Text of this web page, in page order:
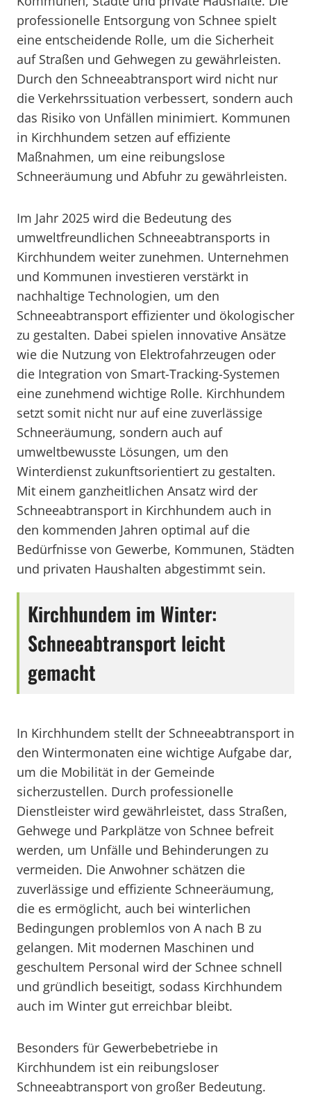
professionelle Entsorgung von Schnee spielt
eine entscheidende Rolle, um die Sicherheit
auf Straßen und Gehwegen zu gewährleisten.
Durch den Schneeabtransport wird nicht nur
die Verkehrssituation verbessert, sondern auch
das Risiko von Unfällen minimiert. Kommunen
in Kirchhundem setzen auf effiziente
Maßnahmen, um eine reibungslose
Schneeräumung und Abfuhr zu gewährleisten.
Im Jahr 2025 wird die Bedeutung des
umweltfreundlichen Schneeabtransports in
Kirchhundem weiter zunehmen. Unternehmen
und Kommunen investieren verstärkt in
nachhaltige Technologien, um den
Schneeabtransport effizienter und ökologischer
zu gestalten. Dabei spielen innovative Ansätze
wie die Nutzung von Elektrofahrzeugen oder
die Integration von Smart-Tracking-Systemen
eine zunehmend wichtige Rolle. Kirchhundem
setzt somit nicht nur auf eine zuverlässige
Schneeräumung, sondern auch auf
umweltbewusste Lösungen, um den
Winterdienst zukunftsorientiert zu gestalten.
Mit einem ganzheitlichen Ansatz wird der
Schneeabtransport in Kirchhundem auch in
den kommenden Jahren optimal auf die
Bedürfnisse von Gewerbe, Kommunen, Städten
und privaten Haushalten abgestimmt sein.
Kirchhundem im Winter:
Schneeabtransport leicht
gemacht
In Kirchhundem stellt der Schneeabtransport in
den Wintermonaten eine wichtige Aufgabe dar,
um die Mobilität in der Gemeinde
sicherzustellen. Durch professionelle
Dienstleister wird gewährleistet, dass Straßen,
Gehwege und Parkplätze von Schnee befreit
werden, um Unfälle und Behinderungen zu
vermeiden. Die Anwohner schätzen die
zuverlässige und effiziente Schneeräumung,
die es ermöglicht, auch bei winterlichen
Bedingungen problemlos von A nach B zu
gelangen. Mit modernen Maschinen und
geschultem Personal wird der Schnee schnell
und gründlich beseitigt, sodass Kirchhundem
auch im Winter gut erreichbar bleibt.
Besonders für Gewerbebetriebe in
Kirchhundem ist ein reibungsloser
Schneeabtransport von großer Bedeutung.